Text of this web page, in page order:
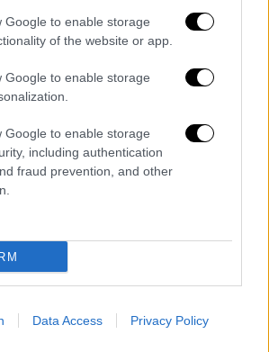
Google to enable storage
of the website or app.
Google to enable storage
Google to enable storage
including authentication
fraud prevention, and other
Data Access Privacy Policy
τώρα
κηδεία
θάνατος
Μητσοτάκης